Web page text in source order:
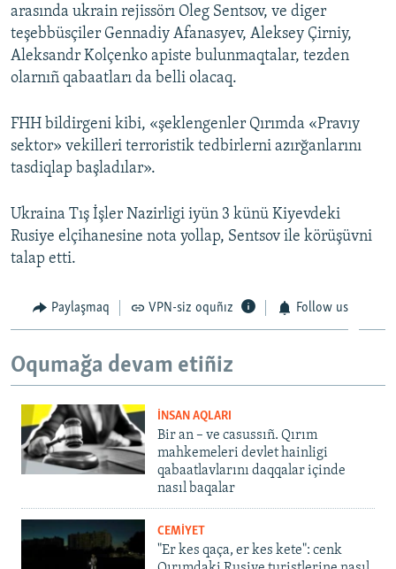
arasında ukrain rejissörı Oleg Sentsov, ve diger
teşebbüsçiler Gennadiy Afanasyev, Aleksey Çirniy,
Aleksandr Kolçenko apiste bulunmaqtalar, tezden
olarnıñ qabaatları da belli olacaq.
FHH bildirgeni kibi, «şeklengenler Qırımda «Pravıy
sektor» vekilleri terroristik tedbirlerni azırğanlarını
tasdiqlap başladılar».
Ukraina Tış İşler Nazirligi iyün 3 künü Kiyevdeki
Rusiye elçihanesine nota yollap, Sentsov ile körüşüvni
talap etti.
Paylaşmaq VPN-siz oquñız Follow us
Oqumağa devam etiñiz
İNSAN AQLARI
Bir an – ve casussıñ. Qırım
mahkemeleri devlet hainligi
qabaatlavlarını daqqalar içinde
nasıl baqalar
CEMİYET
"Er kes qaça, er kes kete": cenk